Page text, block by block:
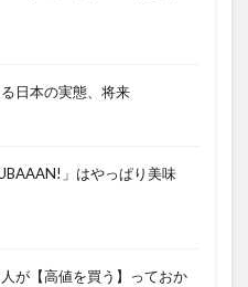
日本の実態、将来
」はやっぱり美味
が【高値を買う】っておか